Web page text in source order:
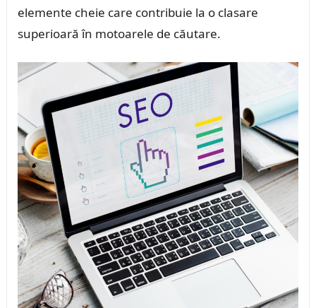
elemente cheie care contribuie la o clasare
superioară în motoarele de căutare.